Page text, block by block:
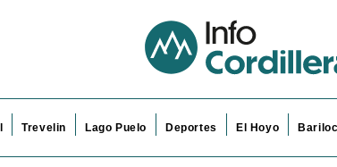
Trevelin Lago Puelo Deportes El Hoyo